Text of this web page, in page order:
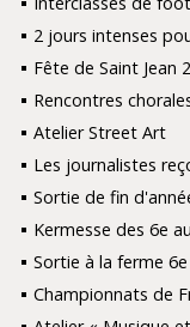
2 jours intenses
Fête de Saint Jean
Rencontres
Atelier Street Art
Les journalistes
Sortie de fin
Kermesse des 6e
Sortie à la ferme 6e
Championnats de